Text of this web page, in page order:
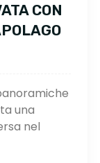
CON
una
nel